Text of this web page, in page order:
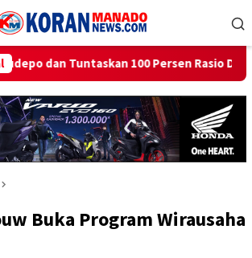
Persen Rasio Desa Berlistrik Provinsi
Buka Program Wirausaha